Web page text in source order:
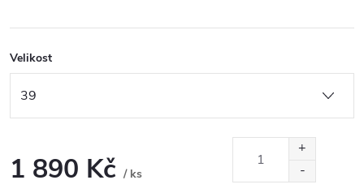
Velikost
1 890 Kč / ks